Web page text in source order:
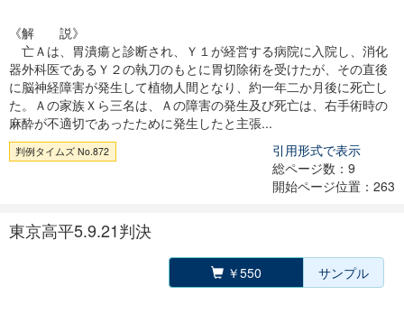
《解 説》
亡Ａは、胃潰瘍と診断され、Ｙ１が経営する病院に入院し、消化
器外科医であるＹ２の執刀のもとに胃切除術を受けたが、その直後
に脳神経障害が発生して植物人間となり、約一年二か月後に死亡し
た。Ａの家族Ｘら三名は、Ａの障害の発生及び死亡は、右手術時の
麻酔が不適切であったために発生したと主張...
判例タイムズ No.872
引用形式で表示
総ページ数：9
開始ページ位置：263
東京高平5.9.21判決
￥550 サンプル